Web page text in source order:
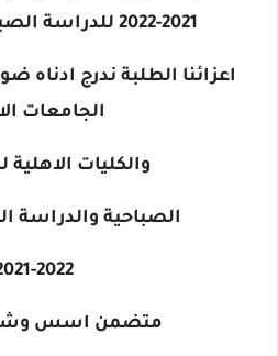
2021-2022 للدراسة الصباحية والمسائية
اعزائنا الطلبة ندرج ادناه
الجامعات
والكليات الاهلية
الصباحية والدراسة
2022
متضمن اسس